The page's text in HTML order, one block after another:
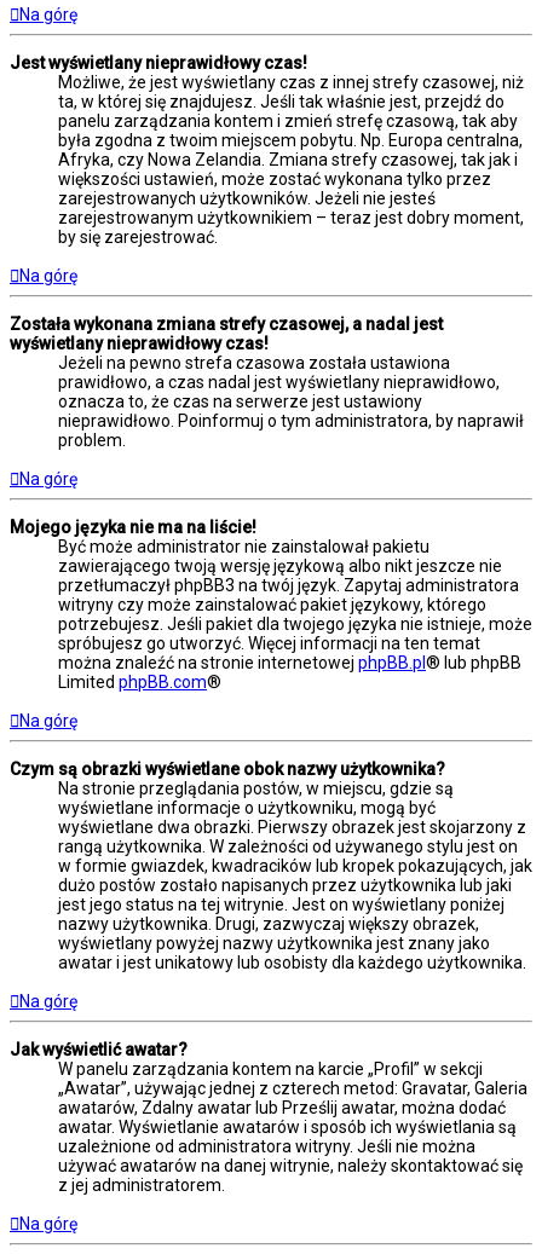
Na górę
Jest wyświetlany nieprawidłowy czas!
Możliwe, że jest wyświetlany czas z innej strefy czasowej, niż
ta, w której się znajdujesz. Jeśli tak właśnie jest, przejdź do
panelu zarządzania kontem i zmień strefę czasową, tak aby
była zgodna z twoim miejscem pobytu. Np. Europa centralna,
Afryka, czy Nowa Zelandia. Zmiana strefy czasowej, tak jak i
większości ustawień, może zostać wykonana tylko przez
zarejestrowanych użytkowników. Jeżeli nie jesteś
zarejestrowanym użytkownikiem – teraz jest dobry moment,
by się zarejestrować.
Na górę
Została wykonana zmiana strefy czasowej, a nadal jest
wyświetlany nieprawidłowy czas!
Jeżeli na pewno strefa czasowa została ustawiona
prawidłowo, a czas nadal jest wyświetlany nieprawidłowo,
oznacza to, że czas na serwerze jest ustawiony
nieprawidłowo. Poinformuj o tym administratora, by naprawił
problem.
Na górę
Mojego języka nie ma na liście!
Być może administrator nie zainstalował pakietu
zawierającego twoją wersję językową albo nikt jeszcze nie
przetłumaczył phpBB3 na twój język. Zapytaj administratora
witryny czy może zainstalować pakiet językowy, którego
potrzebujesz. Jeśli pakiet dla twojego języka nie istnieje, może
spróbujesz go utworzyć. Więcej informacji na ten temat
można znaleźć na stronie internetowej phpBB.pl® lub phpBB
Limited phpBB.com®
Na górę
Czym są obrazki wyświetlane obok nazwy użytkownika?
Na stronie przeglądania postów, w miejscu, gdzie są
wyświetlane informacje o użytkowniku, mogą być
wyświetlane dwa obrazki. Pierwszy obrazek jest skojarzony z
rangą użytkownika. W zależności od używanego stylu jest on
w formie gwiazdek, kwadracików lub kropek pokazujących, jak
dużo postów zostało napisanych przez użytkownika lub jaki
jest jego status na tej witrynie. Jest on wyświetlany poniżej
nazwy użytkownika. Drugi, zazwyczaj większy obrazek,
wyświetlany powyżej nazwy użytkownika jest znany jako
awatar i jest unikatowy lub osobisty dla każdego użytkownika.
Na górę
Jak wyświetlić awatar?
W panelu zarządzania kontem na karcie „Profil” w sekcji
„Awatar”, używając jednej z czterech metod: Gravatar, Galeria
awatarów, Zdalny awatar lub Prześlij awatar, można dodać
awatar. Wyświetlanie awatarów i sposób ich wyświetlania są
uzależnione od administratora witryny. Jeśli nie można
używać awatarów na danej witrynie, należy skontaktować się
z jej administratorem.
Na górę